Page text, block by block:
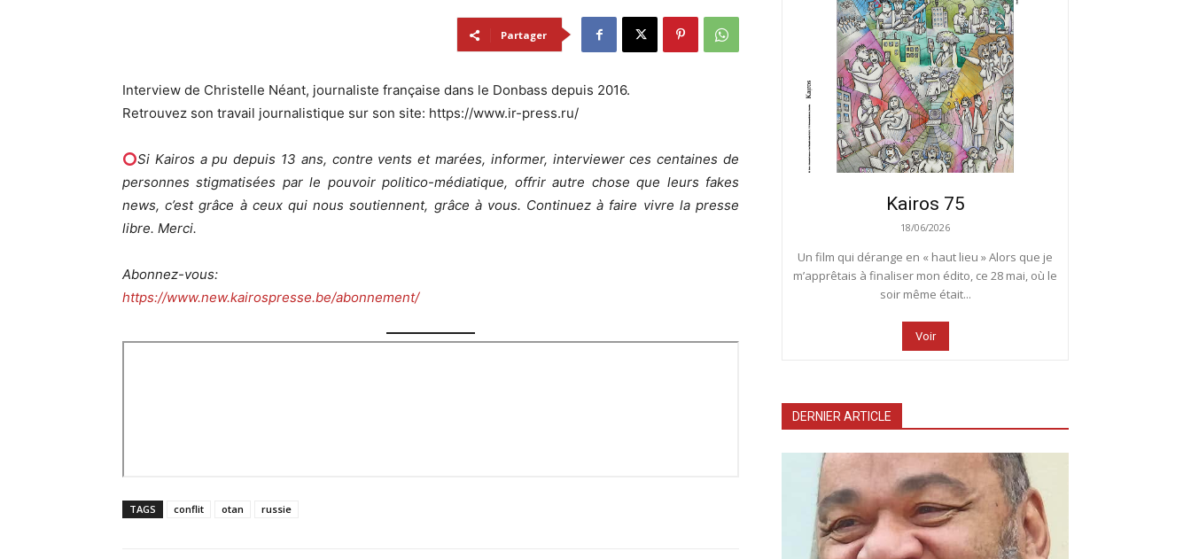
Partager
Interview de Christelle Néant, journaliste française dans le Donbass depuis 2016.
Retrouvez son travail journalistique sur son site: https://www.ir-press.ru/
Si Kairos a pu depuis 13 ans, contre vents et marées, informer, interviewer ces centaines de
personnes stigmatisées par le pouvoir politico-médiatique, offrir autre chose que leurs fakes
news, c’est grâce à ceux qui nous soutiennent, grâce à vous. Continuez à faire vivre la presse
libre. Merci.
Abonnez-vous:
https://www.new.kairospresse.be/abonnement/
TAGS conflit otan russie
Kairos 75
18/06/2026
Un film qui dérange en « haut lieu » Alors que je
m’apprêtais à finaliser mon édito, ce 28 mai, où le
soir même était...
Voir
DERNIER ARTICLE